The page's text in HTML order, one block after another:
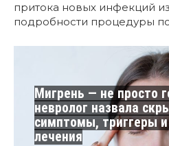
притока новых инфекций
подробности процедуры
Мигрень — не просто
невролог назвала
симптомы, триггеры
лечения